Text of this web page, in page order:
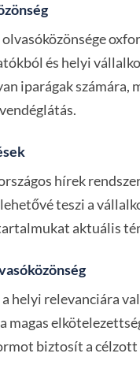
és helyi
iparágak számára,
hírek
teszi a
aktuális
helyi relevanciára
magas
biztosít a célzott